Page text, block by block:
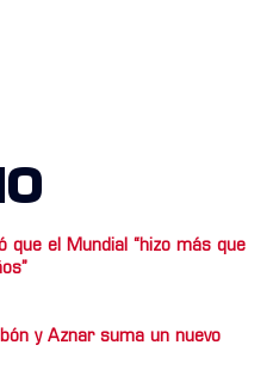
que el Mundial “hizo más que
y Aznar suma un nuevo